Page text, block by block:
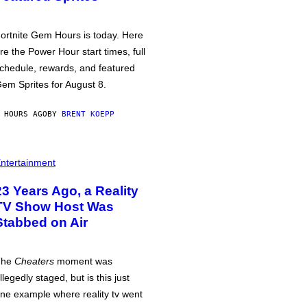
Gem Hours is today. Here
the Power Hour start times, full
rewards, and featured
Sprites for August 8.
AGOBY BRENT KOEPP
Years Ago, a Reality
Show Host Was
on Air
Cheaters moment was
staged, but is this just
example where reality tv went